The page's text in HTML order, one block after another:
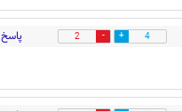
4
2 پاسخ